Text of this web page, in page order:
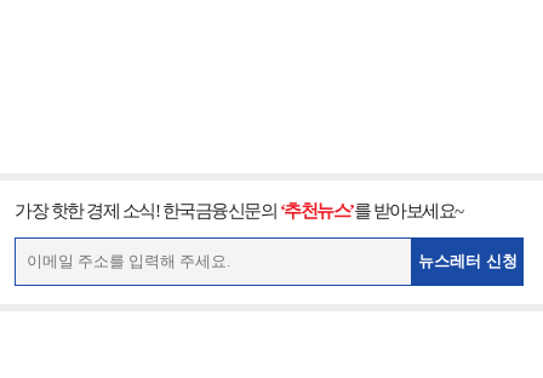
가장 핫한 경제 소식! 한국금융신문의 ‘추천뉴스’를 받아보세요~
뉴스레터 신청